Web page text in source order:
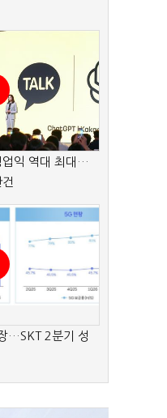
업익 역대 최대…
…SKT 2분기 성